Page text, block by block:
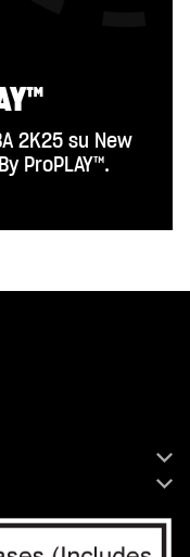
2K25 su New
ProPLAY™.